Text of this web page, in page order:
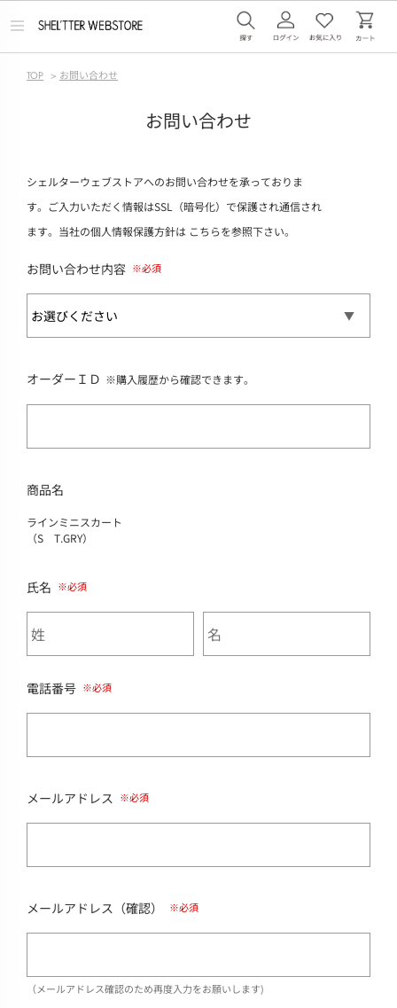
メ
TOP > お問い合わせ
お問い合わせ
シェルターウェブストアへのお問い合わせを承っておりま
す。ご入力いただく情報はSSL（暗号化）で保護され通信され
ます。当社の個人情報保護方針は こちらを参照下さい。
お問い合わせ内容
オーダーＩＤ ※購入履歴から確認できます。
商品名
ラインミニスカート
（S T.GRY）
氏名
電話番号
メールアドレス
メールアドレス（確認）
（メールアドレス確認のため再度入力をお願いします)